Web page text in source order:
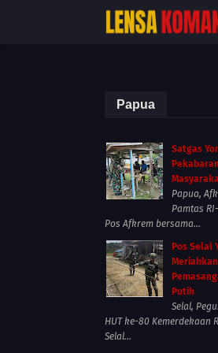
Papua
Satgas
Papua,
Pamtas
Pos Afkrem bersama...
Pos Selal
Putih
Selal,
HUT ke-80 Kemerdekaan
Selal...